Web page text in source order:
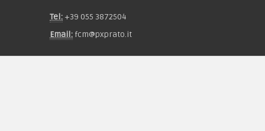
Tel: +39 055 3872504
Email: fcm@pxprato.it